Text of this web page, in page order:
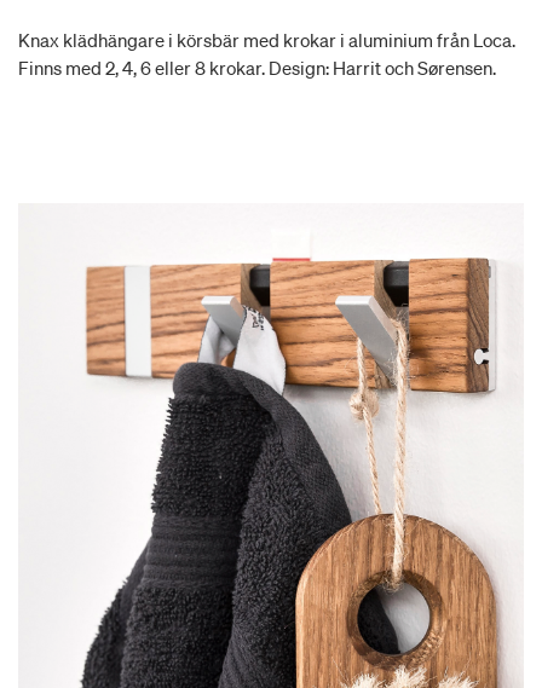
Knax klädhängare i körsbär med krokar i aluminium från Loca.
Finns med 2, 4, 6 eller 8 krokar. Design: Harrit och Sørensen.